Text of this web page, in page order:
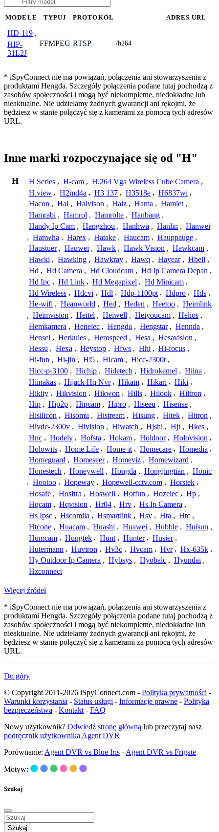
MODELE TYPUJ PROTOKÓŁ ADRES URL
HD-119 ,
HIP-
31L2J
FFMPEG RTSP /h264
* iSpyConnect nie ma powiązań, połączenia ani stowarzyszenia z
produktami Hengda. Szczegóły połączenia podane tutaj pochodzą z
zasobów społeczności i mogą być niekompletne, niedokładne lub
nieaktualne. Nie udzielamy żadnych gwarancji ani rękojmi, że
będziesz w stanie połączyć się z kamerami za pomocą tych adresów
URL.
Inne marki rozpoczynające się od "H"
H H Series , H-cam , H.264 Vga Wireless Cube Camera ,
H.view , H2md4a , H3 137 , H3518e , H6837wi ,
Hacon , Hai , Haivison , Haiz , Hama , Hamlet ,
Hamrabi , Hamrol , Hamrolte , Hanbang ,
Handy Ip Cam , Hangzhou , Hanhwa , Hanlin , Hanwei
, Hanwha , Harex , Hatake , Haucam , Hauppauge ,
Haustuer , Hauwei , Hawk , Hawk Vision , Hawkcam ,
Hawki , Hawking , Hawkray , Hawq , Hayear , Hbell ,
Hd , Hd Camera , Hd Cloudcam , Hd Ip Camera Depan ,
Hd Ipc , Hd Link , Hd Megapixel , Hd Minicam ,
Hd Wireless , Hdcvi , Hdl , Hdp-1100pt , Hdpro , Hds ,
He-wifi , Heanworld , Hed , Heden , Heetoo , Heimlink
, Heimvision , Heitel , Heiwell , Heiyoucam , Helios ,
Hemkamera , Henelec , Hengda , Hengstar , Hennda ,
Hensel , Herkules , Herospeed , Hesa , Hesavision ,
Hessu , Hexa , Heystop , Hfws , Hhi , Hi-focus ,
Hi-fun , Hi-jin , Hi5 , Hicam , Hicc-2300t ,
Hicc-p-3100 , Hichip , Hidetech , Hidrokemel , Hiina ,
Hiinakas , Hijack Hq Nvr , Hikam , Hikari , Hiki ,
Hikity , Hikvision , Hikwon , Hills , Hilook , Hiltron ,
Hip , Hip2p , Hipcam , Hipro , Hiseeu , Hisense ,
Hisilicon , Hisomu , Histream , Hisung , Hitek , Hitron ,
Hivdc-2300v , Hivision , Hiwatch , Hjshi , Hjt , Hkes ,
Hnc , Hodely , Hofsta , Hokam , Holdoor , Holovision ,
Holowits , Home Life , Home-it , Homecare , Homedia ,
Homeguard , Homeseer , Homeviz , Homewizard ,
Honestech , Honeywell , Hongda , Hongjingtian , Honic
, Hootoo , Hopeway , Hopewell-cctv.com , Horstek ,
Hosafe , Hosftra , Hoswell , Hotfun , Hozelec , Hp ,
Hqcam , Hqvision , Hr04 , Hrv , Hs Ip Camera ,
Hs Ipsc , Hscomila , Hsmartlink , Hsv , Hta , Htc ,
Htcone , Huacam , Huashi , Huawei , Hubble , Huisun ,
Humcam , Hungtek , Hunt , Hunter , Husier ,
Hutermann , Huviron , Hv3c , Hvcam , Hvr , Hx-635k ,
Hy Outdoor Ip Camera , Hybsys , Hyobalc , Hyundai ,
Hzconnect
Więcej źródeł
* iSpyConnect nie ma powiązań, połączenia ani stowarzyszenia z
produktami Hengda. Szczegóły połączenia podane tutaj pochodzą z
zasobów społeczności i mogą być niekompletne, niedokładne lub
nieaktualne. Nie udzielamy żadnych gwarancji ani rękojmi, że
będziesz w stanie połączyć się z kamerami za pomocą tych adresów
URL.
Do góry
© Copyright 2011-2026 iSpyConnect.com - Polityka prywatności -
Warunki korzystania - Status usługi - Informacje prawne - Polityka
bezpieczeństwa - Kontakt - FAQ
Nowy użytkownik? Odwiedź stronę główną lub przeczytaj nasz
podręcznik użytkownika Agent DVR
Porównanie: Agent DVR vs Blue Iris · Agent DVR vs Frigate
Motyw:
Szukaj
Szukaj